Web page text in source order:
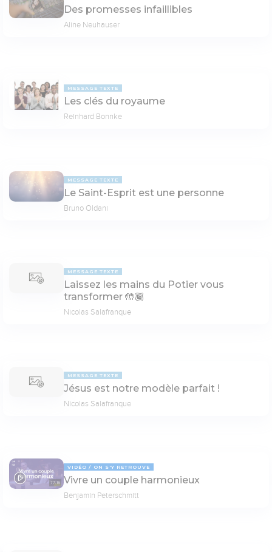
Des promesses infaillibles
Aline Neuhauser
MESSAGE TEXTE
Les clés du royaume
Reinhard Bonnke
MESSAGE TEXTE
Le Saint-Esprit est une personne
Bruno Oldani
MESSAGE TEXTE
Laissez les mains du Potier vous
transformer 🤲🏾
Nicolas Salafranque
MESSAGE TEXTE
Jésus est notre modèle parfait !
Nicolas Salafranque
77:16
VIDÉO ON S'Y RETROUVE
Vivre un couple harmonieux
Benjamin Peterschmitt